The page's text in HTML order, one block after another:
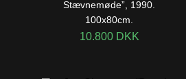
Stævnemøde”, 1990.
100x80cm.
10.800 DKK